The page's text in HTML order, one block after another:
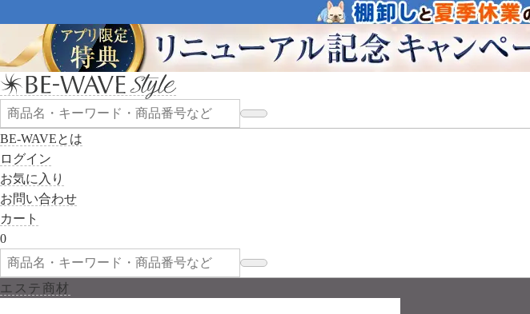
BE-WAVEとは
ログイン
お気に入り
お問い合わせ
カート
0
エステ商材